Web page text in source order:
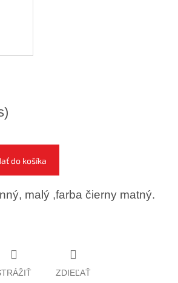
do košíka
malý ,farba čierny matný.
ZDIEĽAŤ